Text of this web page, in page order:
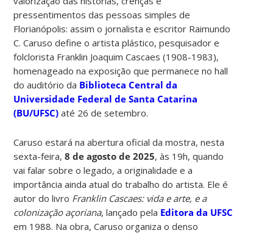
pressentimentos das pessoas simples de
Florianópolis: assim o jornalista e escritor Raimundo
C. Caruso define o artista plástico, pesquisador e
folclorista Franklin Joaquim Cascaes (1908-1983),
homenageado na exposição que permanece no hall
do auditório da Biblioteca Central da
Universidade Federal de Santa Catarina
(BU/UFSC) até 26 de setembro.
Caruso estará na abertura oficial da mostra, nesta
sexta-feira,8 de agosto de 2025, às 19h, quando
vai falar sobre o legado, a originalidade e a
importância ainda atual do trabalho do artista. Ele é
autor do livro Franklin Cascaes: vida e arte, e a
colonização açoriana, lançado pela Editora da UFSC
em 1988. Na obra, Caruso organiza o denso